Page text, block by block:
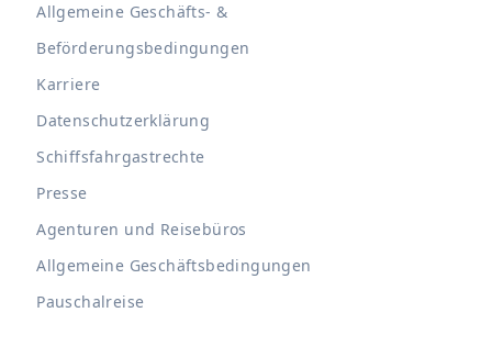
Allgemeine Geschäfts- &
Beförderungsbedingungen
Karriere
Datenschutzerklärung
Schiffsfahrgastrechte
Presse
Agenturen und Reisebüros
Allgemeine Geschäftsbedingungen
Pauschalreise